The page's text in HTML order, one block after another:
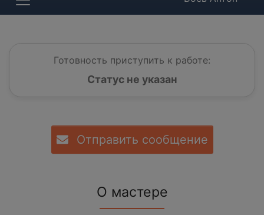
Готовность приступить к работе:
Статус не указан
Отправить сообщение
О мастере